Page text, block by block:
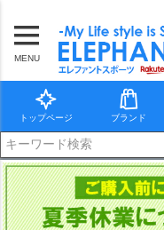
MENU
トップページ ブランド